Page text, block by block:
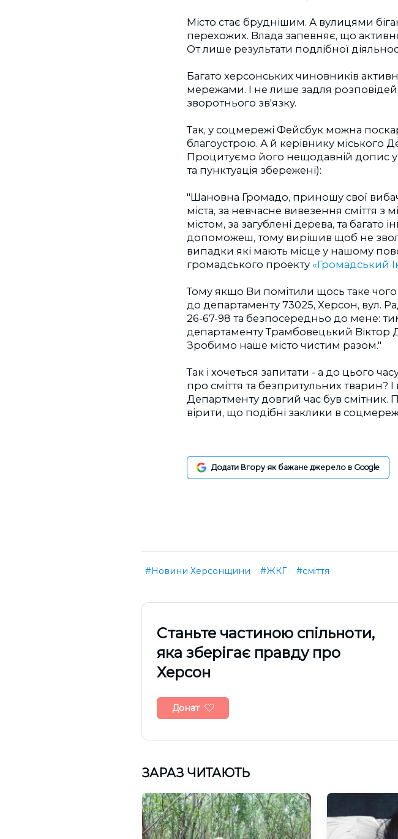
Місто стає бруднішим. А вулицями
перехожих. Влада запевняє, що
От лише результати подлібної
Багато херсонських чиновників
мережами. І не лише задля
зворотнього зв'язку.
Так, у соцмережі Фейсбук можна
благоустрою. А й керівнику міського
Процитуємо його нещодавній допис у
та пунктуація збережені):
"Шановна Громадо, приношу свої
міста, за невчасне вивезення сміття з
містом, за загублені дерева, та
допоможеш, тому вирішив щоб не
випадки які мають місце у нашому
громадського проекту «Громадський
Тому якщо Ви помітили щось таке чого
до департаменту 73025, Херсон, вул.
26-67-98 та безпосередньо до мене:
департаменту Трамбовецький Віктор
Зробимо наше місто чистим разом."
Так і хочеться запитати - а до цього
про сміття та безпритульних тварин?
Департменту довгий час був
вірити, що подібні заклики в
Додати Вгору як бажане джерело в Google
#Новини Херсонщини #ЖКГ #сміття
Cтаньте частиною спільноти,
яка зберігає правду про
Херсон
Донат
ЗАРАЗ ЧИТАЮТЬ